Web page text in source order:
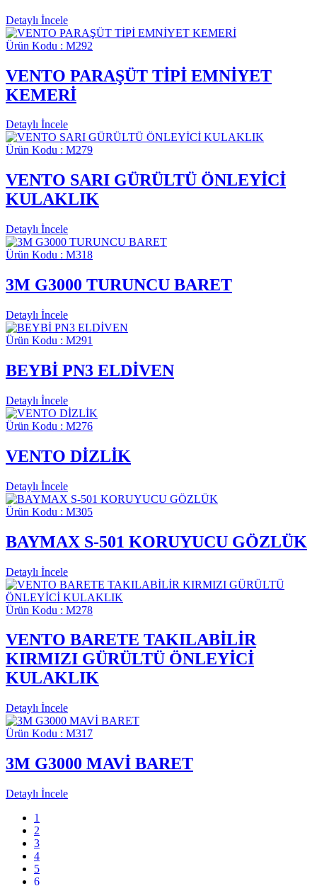
Detaylı İncele
Ürün Kodu : M292
VENTO PARAŞÜT TİPİ EMNİYET
KEMERİ
Detaylı İncele
Ürün Kodu : M279
VENTO SARI GÜRÜLTÜ ÖNLEYİCİ
KULAKLIK
Detaylı İncele
Ürün Kodu : M318
3M G3000 TURUNCU BARET
Detaylı İncele
Ürün Kodu : M291
BEYBİ PN3 ELDİVEN
Detaylı İncele
Ürün Kodu : M276
VENTO DİZLİK
Detaylı İncele
Ürün Kodu : M305
BAYMAX S-501 KORUYUCU GÖZLÜK
Detaylı İncele
Ürün Kodu : M278
VENTO BARETE TAKILABİLİR
KIRMIZI GÜRÜLTÜ ÖNLEYİCİ
KULAKLIK
Detaylı İncele
Ürün Kodu : M317
3M G3000 MAVİ BARET
Detaylı İncele
1
2
3
4
5
6